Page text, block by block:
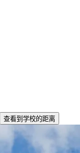
查看到学校的距离